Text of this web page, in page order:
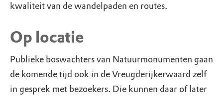
kwaliteit van de wandelpaden en routes.
Op locatie
Publieke boswachters van Natuurmonumenten gaan
de komende tijd ook in de Vreugderijkerwaard zelf
in gesprek met bezoekers. Die kunnen daar of later